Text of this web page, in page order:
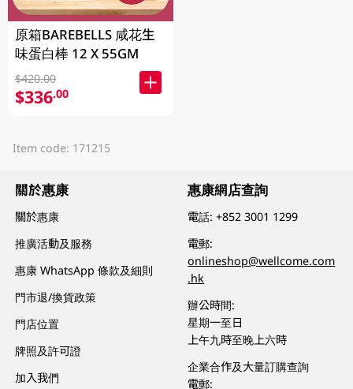
原箱BAREBELLS 咸花生
味蛋白棒 12 X 55GM
$420.00
$336.00
Item code: 171215
關於惠康
關於惠康
推廣活動及服務
惠康 WhatsApp 條款及細則
門市退/換貨政策
門店位置
牌照及許可證
加入我們
惠康網店查詢
電話:+852 3001 1299
電郵:
onlineshop@wellcome.com
.hk
辦公時間:
星期一至日
上午九時至晚上六時
企業合作及大量訂購查詢
電郵: